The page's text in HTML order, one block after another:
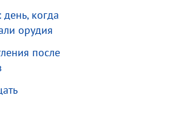
когда
орудия
после